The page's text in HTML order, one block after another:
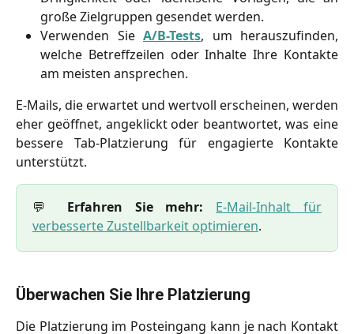
große Zielgruppen gesendet werden.
Verwenden Sie A/B-Tests, um herauszufinden,
welche Betreffzeilen oder Inhalte Ihre Kontakte
am meisten ansprechen.
E-Mails, die erwartet und wertvoll erscheinen, werden
eher geöffnet, angeklickt oder beantwortet, was eine
bessere Tab-Platzierung für engagierte Kontakte
unterstützt.
💬 Erfahren Sie mehr:
E-Mail-Inhalt für
verbesserte Zustellbarkeit optimieren.
Überwachen Sie Ihre Platzierung
Die Platzierung im Posteingang kann je nach Kontakt